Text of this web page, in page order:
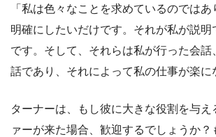
「私は色々なことを求めているのでは
明確にしたいだけです。それが私が説明
です。そして、それらは私が行った会話
話であり、それによって私の仕事が楽に
ターナーは、もし彼に大きな役割を与え
ァーが来た場合、歓迎するでしょうか？